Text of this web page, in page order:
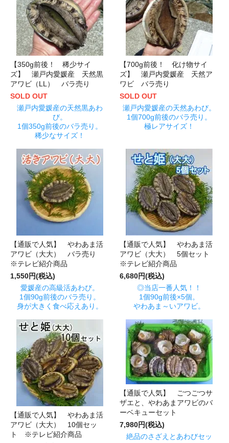
【350g前後！ 稀少サイ
ズ】 瀬戸内愛媛産 天然黒
アワビ（LL） バラ売り
SOLD OUT
瀬戸内愛媛産の天然黒あわ
び。
1個350g前後のバラ売り。
稀少なサイズ！
【700g前後！ 化け物サイ
ズ】 瀬戸内愛媛産 天然ア
ワビ バラ売り
SOLD OUT
瀬戸内愛媛産の天然あわび。
1個700g前後のバラ売り。
極レアサイズ！
【通販で人気】 やわあま活
アワビ（大大） バラ売り
※テレビ紹介商品
1,550円(税込)
愛媛産の高級活あわび。
1個90g前後のバラ売り。
身が大きく食べ応えあり。
【通販で人気】 やわあま活
アワビ（大大） 5個セット
※テレビ紹介商品
6,680円(税込)
◎当店一番人気！！
1個90g前後×5個。
やわあま～いアワビ。
【通販で人気】 やわあま活
アワビ（大大） 10個セッ
ト ※テレビ紹介商品
【通販で人気】 ごつごつサ
ザエと、やわあまアワビのバ
ーベキューセット
7,980円(税込)
絶品のさざえとあわびセッ